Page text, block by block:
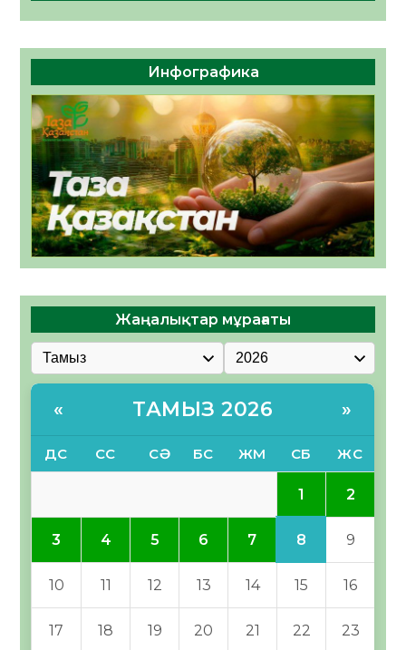
Инфографика
Жаңалықтар мұрағаты
« ТАМЫЗ 2026 »
ДС СС СӘ БС ЖМ СБ ЖС
1 2
3 4 5 6 7 8 9
10 11 12 13 14 15 16
17 18 19 20 21 22 23